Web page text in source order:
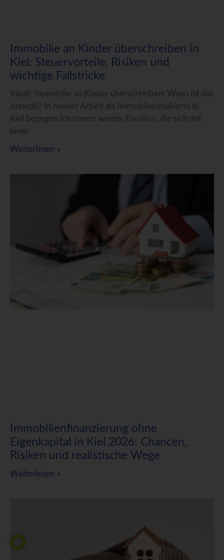
Immobilie an Kinder überschreiben in
Kiel: Steuervorteile, Risiken und
wichtige Fallstricke
Inhalt: Immobilie an Kinder überschreiben: Wann ist das
sinnvoll? In meiner Arbeit als Immobilienmaklerin in
Kiel begegne ich immer wieder Familien, die sich mit
einer
Weiterlesen »
Immobilienfinanzierung ohne
Eigenkapital in Kiel 2026: Chancen,
Risiken und realistische Wege
Weiterlesen »